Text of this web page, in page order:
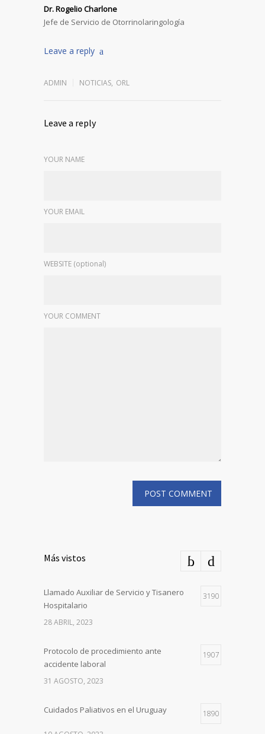
Dr. Rogelio Charlone
Jefe de Servicio de Otorrinolaringología
Leave a reply
ADMIN NOTICIAS, ORL
Leave a reply
YOUR NAME
YOUR EMAIL
WEBSITE (optional)
YOUR COMMENT
Más vistos
Llamado Auxiliar de Servicio y Tisanero
Hospitalario
3190
28 ABRIL, 2023
Protocolo de procedimiento ante
accidente laboral
1907
31 AGOSTO, 2023
Cuidados Paliativos en el Uruguay 1890